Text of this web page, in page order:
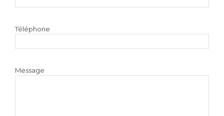
Téléphone
Message